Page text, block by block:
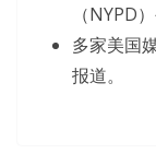
（NYPD
多家美国
报道。